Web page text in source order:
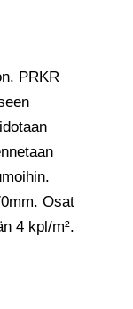
PRKR
Osat
4 kpl/m².